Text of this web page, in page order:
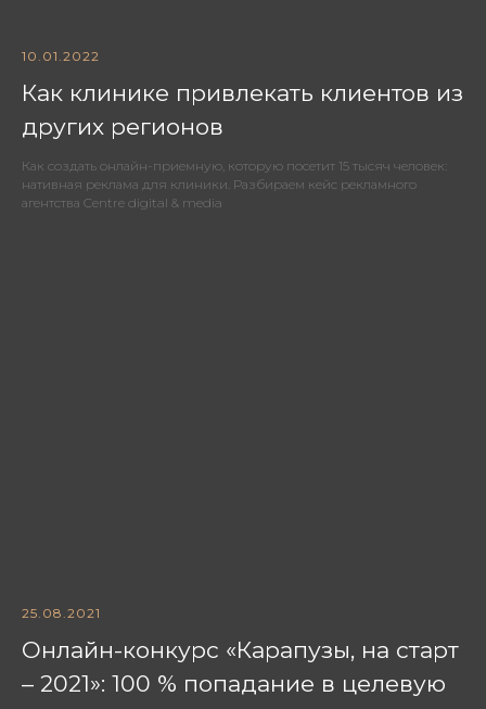
10.01.2022
Как клинике привлекать клиентов из
других регионов
Как создать онлайн-приемную, которую посетит 15 тысяч человек:
нативная реклама для клиники. Разбираем кейс рекламного
агентства Centre digital & media
25.08.2021
Онлайн-конкурс «Карапузы, на старт
– 2021»: 100 % попадание в целевую